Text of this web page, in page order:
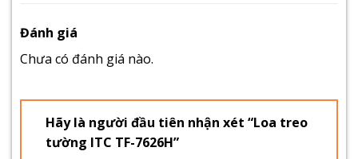
Đánh giá
Chưa có đánh giá nào.
Hãy là người đầu tiên nhận xét “Loa treo
tường ITC TF-7626H”